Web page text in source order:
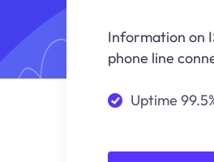
Information on
phone line
Uptime